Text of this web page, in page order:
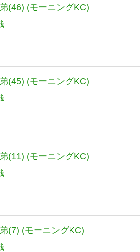
(46) (モーニングKC)
(45) (モーニングKC)
(11) (モーニングKC)
(7) (モーニングKC)